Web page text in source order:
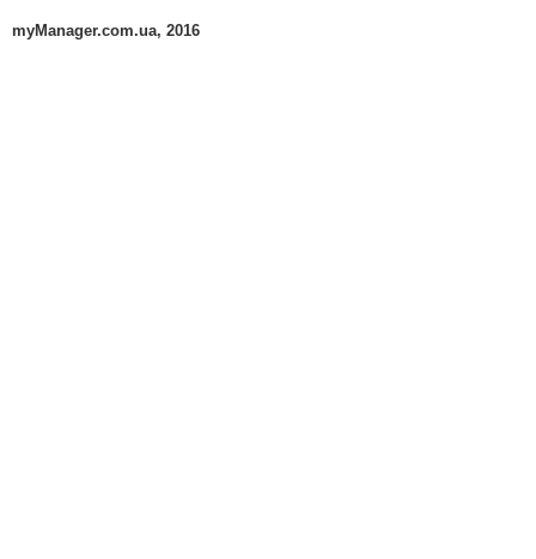
myManager.com.ua, 2016